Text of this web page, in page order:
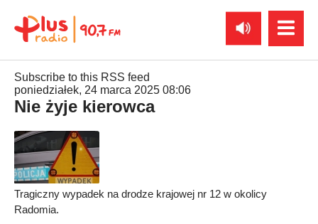
Subscribe to this RSS feed
poniedziałek, 24 marca 2025 08:06
Nie żyje kierowca
Tragiczny wypadek na drodze krajowej nr 12 w okolicy
Radomia.